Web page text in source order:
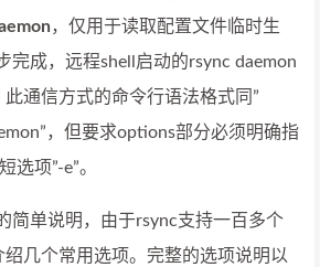
，仅用于读取配置文件临时生
完成，远程shell启动的rsync daemon
通信方式的命令行语法格式同”
，但要求options部分必须明确指
选项”-e”。
简单说明，由于rsync支持一百多个
几个常用选项。完整的选项说明以